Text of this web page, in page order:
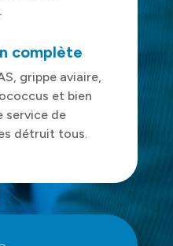
complète
grippe aviaire,
et bien
service de
détruit tous.